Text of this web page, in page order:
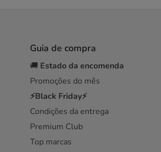
Guia de compra
🚚 Estado da encomenda
Promoções do mês
⚡Black Friday⚡
Condições da entrega
Premium Club
Top marcas